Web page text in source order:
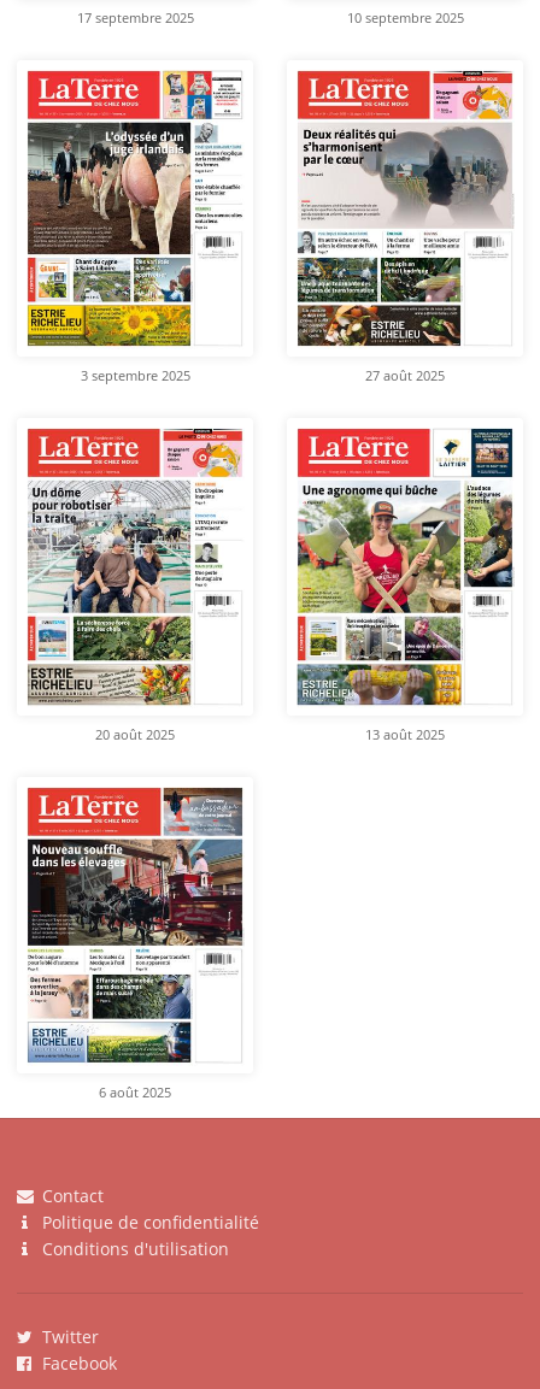
17 septembre 2025 10 septembre 2025
3 septembre 2025 27 août 2025
20 août 2025 13 août 2025
6 août 2025
Contact
Politique de confidentialité
Conditions d'utilisation
Twitter
Facebook